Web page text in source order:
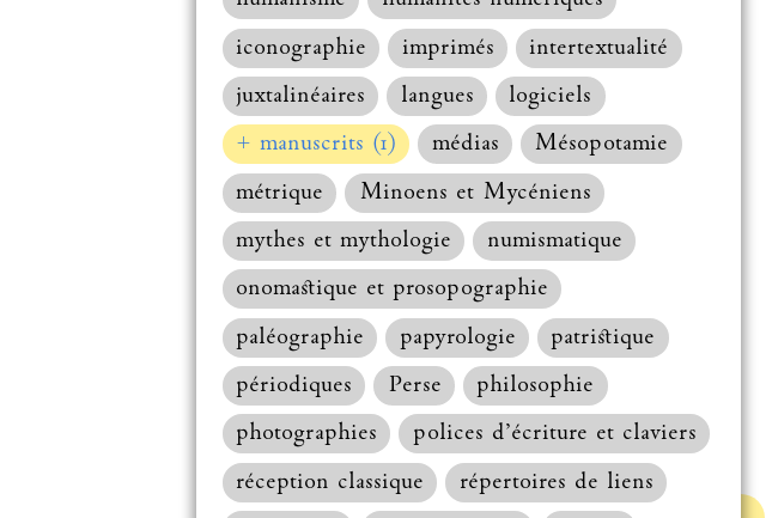
Haut de la
iconographie
imprimés
intertextualité
juxtalinéaires
langues
logiciels
+ manuscrits (1)
médias
Mésopotamie
métrique
Minoens et Mycéniens
mythes et mythologie
numismatique
onomastique et prosopographie
paléographie
papyrologie
patristique
périodiques
Perse
philosophie
photographies
polices d’écriture et claviers
réception classique
répertoires de liens